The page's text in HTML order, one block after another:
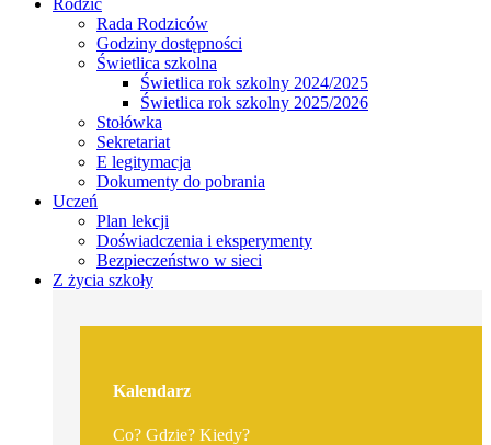
Rodzic
Rada Rodziców
Godziny dostępności
Świetlica szkolna
Świetlica rok szkolny 2024/2025
Świetlica rok szkolny 2025/2026
Stołówka
Sekretariat
E legitymacja
Dokumenty do pobrania
Uczeń
Plan lekcji
Doświadczenia i eksperymenty
Bezpieczeństwo w sieci
Z życia szkoły
Kalendarz
Co? Gdzie? Kiedy?